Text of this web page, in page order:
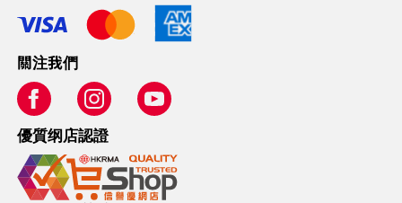
關注我們
優質纲店認證